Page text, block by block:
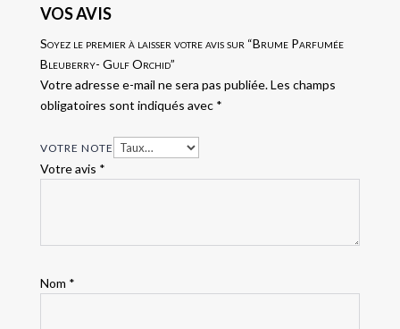
VOS AVIS
Soyez le premier à laisser votre avis sur “Brume Parfumée
Bleuberry- Gulf Orchid”
Votre adresse e-mail ne sera pas publiée.Les champs
obligatoires sont indiqués avec *
VOTRE NOTE
Votre avis *
Nom *